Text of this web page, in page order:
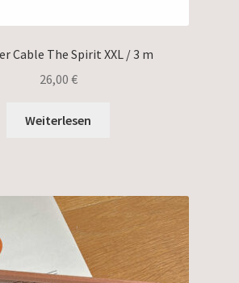
Cable The Spirit XXL / 3 m
26,00 €
Weiterlesen